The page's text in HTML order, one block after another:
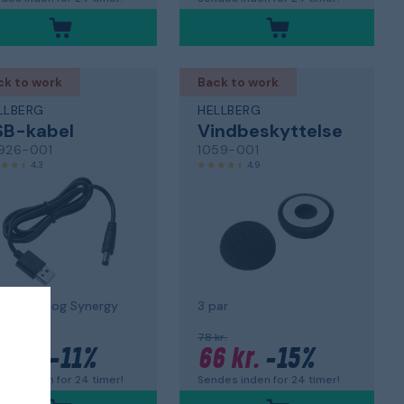
to work
kabel
001
4,3
og Synergy
-11%
inden for 24 timer!
Back to work
HELLBERG
Vindbeskyttelse
1059-001
4,9
3 par
78 kr.
66 kr. -15%
Sendes inden for 24 timer!